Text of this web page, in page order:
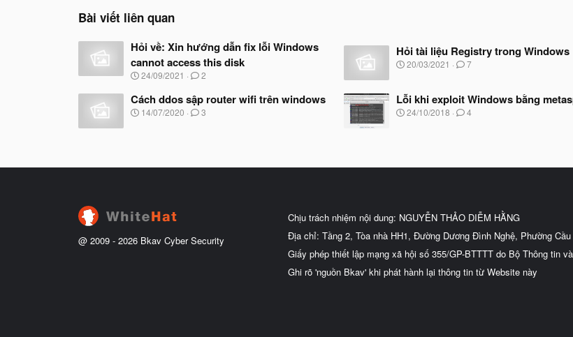
Bài viết liên quan
Hỏi về: Xin hướng dẫn fix lỗi Windows
cannot access this disk
N
à
y
b
24/09/2021 2
Hỏi tài liệu Registry trong Windows
N
y
b
ắ
20/03/2021 7
Cách ddos sập router wifi trên windows
N
ắ
u
14/07/2020 3
Lỗi khi exploit Windows bằng
N
ắ
u
24/10/2018 4
@ 2009 - 2026 Bkav Cyber Security
Chịu trách nhiệm nội dung: NGUYỄN THẢO DIỄM HẰNG
Địa chỉ: Tầng 2, Tòa nhà HH1, Đường Dương Đình Nghệ, Phường
Giấy phép thiết lập mạng xã hội số 355/GP-BTTTT do Bộ Thông tin
Ghi rõ 'nguồn Bkav' khi phát hành lại thông tin từ Website này